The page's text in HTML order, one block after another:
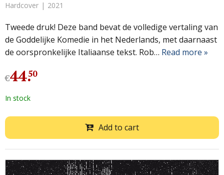
Hardcover 2021
Tweede druk! Deze band bevat de volledige vertaling van
de Goddelijke Komedie in het Nederlands, met daarnaast
de oorspronkelijke Italiaanse tekst. Rob… Read more »
€44.
50
In stock
Add to cart